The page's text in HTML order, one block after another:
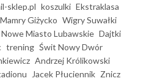
sklep.pl koszulki Ekstraklasa
Mamry Giżycko Wigry Suwałki
Miasto Lubawskie Dajtki
trening Świt Nowy Dwór
Andrzej Królikowski
Jacek Płuciennik Znicz